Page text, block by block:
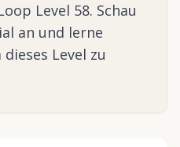
Level 58. Schau
an und lerne
Level zu